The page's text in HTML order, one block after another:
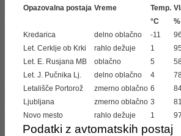
Opazovalna postaja Vreme Temp.
°C
%
Kredarica
delno oblačno -11 96
Let. Cerklje ob Krki
rahlo dežuje 1 95
Let. E. Rusjana MB
oblačno 5
Let. J. Pučnika Lj.
delno oblačno 4
Letališče Portorož
zmerno oblačno 6
Ljubljana
zmerno oblačno 3 81
Novo mesto
rahlo dežuje 1 97
Podatki z avtomatskih postaj